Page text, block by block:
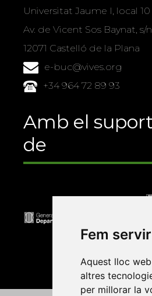
Fem
Aquest lloc
altres
per millorar la
Universitat Jaume I, local 10
Av. de Vicent Sos Baynat, s/n
12071 Castelló de la Plana
e-buc@vives.org
+34 964 72 89 93
Amb el
de